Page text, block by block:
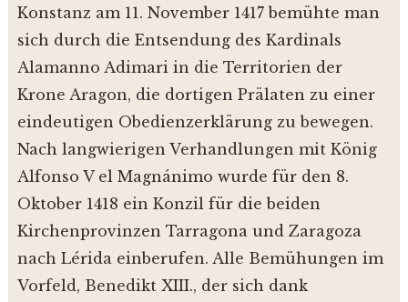
Konstanz am 11. November 1417 bemühte man
sich durch die Entsendung des Kardinals
Alamanno Adimari in die Territorien der
Krone Aragon, die dortigen Prälaten zu einer
eindeutigen Obedienzerklärung zu bewegen.
Nach langwierigen Verhandlungen mit König
Alfonso V el Magnánimo wurde für den 8.
Oktober 1418 ein Konzil für die beiden
Kirchenprovinzen Tarragona und Zaragoza
nach Lérida einberufen. Alle Bemühungen im
Vorfeld, Benedikt XIII., der sich dank